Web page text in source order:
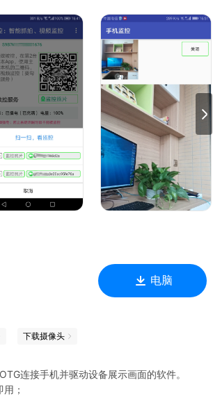
放心！
电脑
下载摄像头
连接手机并驱动设备展示画面的软件。
；